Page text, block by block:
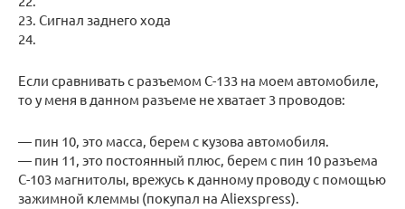
23. Сигнал заднего хода
24.
Если сравнивать с разъемом С-133 на моем автомобиле,
то у меня в данном разъеме не хватает 3 проводов:
— пин 10, это масса, берем с кузова автомобиля.
— пин 11, это постоянный плюс, берем с пин 10 разъема
С-103 магнитолы, врежусь к данному проводу с помощью
зажимной клеммы (покупал на Aliexspress).